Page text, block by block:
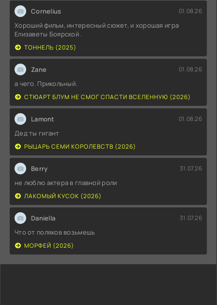
Cornelius 01.08.26
Хороший фильм, интересный сюжет, и хорошая игра
Елизаветы Боярской .
ТОННЕЛЬ (2025)
Zane 01.08.26
а чего. Прикольный.
СТЮАРТ БЛУМ НЕ СМОГ СПАСТИ ВСЕЛЕННУЮ (2026)
Lamont 01.08.26
Дед ты гигант
РЫЦАРЬ СЕМИ КОРОЛЕВСТВ (2026)
Berry 31.07.26
не люблю актера в главной роли
ЛАКОМЫЙ КУСОК (2026)
Daniella 31.07.26
Что от поляков возьмешь
МОРФЕЙ (2026)